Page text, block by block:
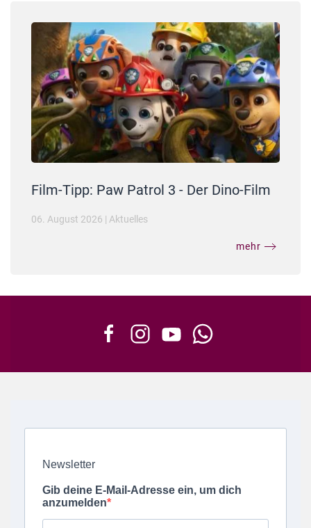
Film-Tipp: Paw Patrol 3 - Der Dino-Film
06. August 2026 | Aktuelles
mehr